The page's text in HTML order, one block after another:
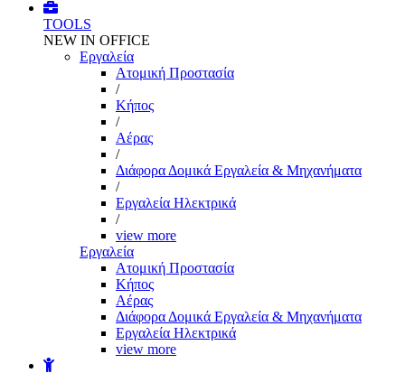
TOOLS
NEW IN OFFICE
Εργαλεία
Aτομική Προστασία
/
Kήπος
/
Αέρας
/
Διάφορα Δομικά Εργαλεία & Μηχανήματα
/
Εργαλεία Ηλεκτρικά
/
view more
Εργαλεία
Aτομική Προστασία
Kήπος
Αέρας
Διάφορα Δομικά Εργαλεία & Μηχανήματα
Εργαλεία Ηλεκτρικά
view more